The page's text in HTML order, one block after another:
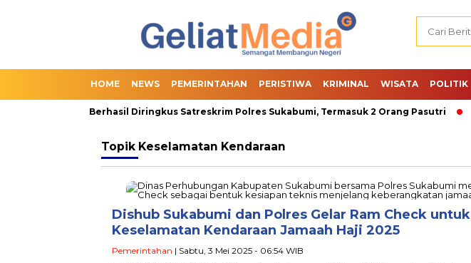
HOME NEWS PEMERINTAHAN PERISTIWA KRIMINAL WISATA POLITIK
Online Slot Berhasil Diringkus Satreskrim Polres Sukabumi, Termasuk 2 Orang Pasutri
Topik Keselamatan Kendaraan
Dishub Sukabumi dan Polres Gelar Ram Check
Keselamatan Kendaraan Jamaah Haji 2025
Pemerintahan | Sabtu, 3 Mei 2025 - 06:54 WIB